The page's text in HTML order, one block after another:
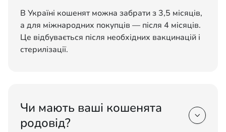
В Україні кошенят можна забрати з 3,5 місяців,
а для міжнародних покупців — після 4 місяців.
Це відбувається після необхідних вакцинацій і
стерилізації.
Чи мають ваші кошенята
родовід?
